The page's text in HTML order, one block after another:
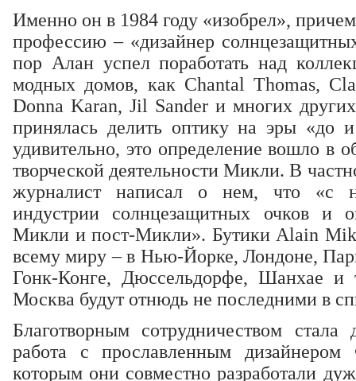
Именно он в 1984 году «изобрел»,
профессию – «дизайнер
пор Алан успел поработать над
модных домов, как Chantal Thomas,
Donna Karan, Jil Sander и многих
принялась делить оптику на эры
удивительно, это определение вошло в
творческой деятельности Микли. В
журналист написал о нем, что «с
индустрии солнцезащитных очков и
Микли и пост-Микли». Бутики Alain
всему миру – в Нью-Йорке, Лондоне,
Гонк-Конге, Дюссельдорфе, Шанхае и
Москва будут отнюдь не последними в
Благотворным сотрудничеством
работа с прославленным
которым они совместно разработали